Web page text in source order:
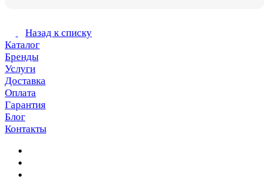
Назад к списку
Каталог
Бренды
Услуги
Доставка
Оплата
Гарантия
Блог
Контакты